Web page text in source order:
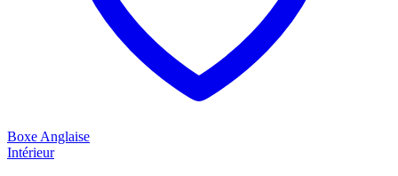
Boxe Anglaise
Intérieur